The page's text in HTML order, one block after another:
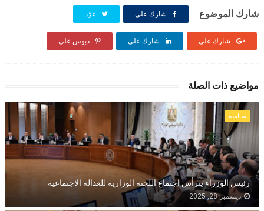
شارك الموضوع شارك على غرّد
شارك على شارك على دبوس على
مواضيع ذات الصلة
سياسة
رئيس الوزراء يترأس اجتماع اللجنة الوزارية للعدالة الاجتماعية
ديسمبر 28, 2025